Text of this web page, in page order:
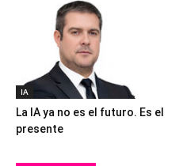
IA
La IA ya no es el futuro. Es el
presente